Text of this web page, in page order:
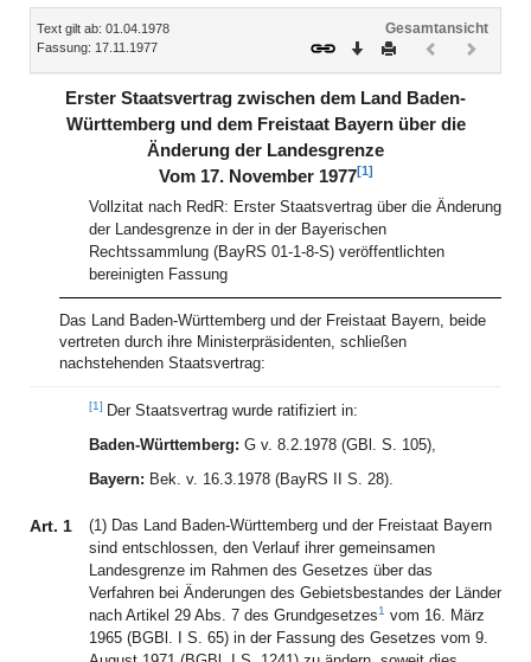
Inhalt
Text gilt ab: 01.04.1978
Fassung: 17.11.1977
Gesamtansicht
Download
DruckenVorheriges
Erster Staatsvertrag zwischen dem Land Baden-
Württemberg und dem Freistaat Bayern über die
Änderung der Landesgrenze
Vom 17. November 1977[1]
Vollzitat nach RedR: Erster Staatsvertrag über die Änderung
der Landesgrenze in der in der Bayerischen
Rechtssammlung (BayRS 01-1-8-S) veröffentlichten
bereinigten Fassung
Das Land Baden-Württemberg und der Freistaat Bayern, beide
vertreten durch ihre Ministerpräsidenten, schließen
nachstehenden Staatsvertrag:
[1] Der Staatsvertrag wurde ratifiziert in:
Baden-Württemberg: G v. 8.2.1978 (GBl. S. 105),
Bayern: Bek. v. 16.3.1978 (BayRS II S. 28).
Art. 1
(1) Das Land Baden-Württemberg und der Freistaat Bayern
sind entschlossen, den Verlauf ihrer gemeinsamen
Landesgrenze im Rahmen des Gesetzes über das
Verfahren bei Änderungen des Gebietsbestandes der Länder
nach Artikel 29 Abs. 7 des Grundgesetzes1 vom 16. März
1965 (BGBl. I S. 65) in der Fassung des Gesetzes vom 9.